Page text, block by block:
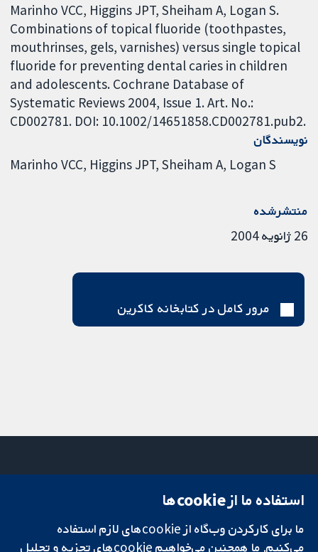
Marinho VCC, Higgins JPT, Sheiham A, Logan S.
Combinations of topical fluoride (toothpastes,
mouthrinses, gels, varnishes) versus single topical
fluoride for preventing dental caries in children
and adolescents. Cochrane Database of
Systematic Reviews 2004, Issue 1. Art. No.:
CD002781. DOI: 10.1002/14651858.CD002781.pub2.
نویسندگان
Marinho VCC Higgins JPT Sheiham A Logan S
منتشرشده
26 ژانویه 2004
مرور کامل در کتابخانه کاکرین
تحقیقات قابل
اعتماد.
میدان کاوندیش
لندن
W1G 0AN
دفتر رسانه‌ای
درباره ما
استفاده ما از cookie‌ها
ما برای کارکردن وب‌گاه از cookie‌های لازم استفاده
می‌کنیم. ما همچنین می‌خواهیم cookie‌های تجزیه و تحلیل